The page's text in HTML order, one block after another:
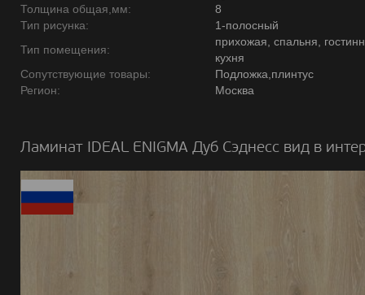
Толщина общая,мм:
8
Тип рисунка:
1-полосный
Тип помещения:
прихожая, спальня,
кухня
Сопутствующие товары:
Подложка,плинтус
Регион:
Москва
Ламинат IDEAL ENIGMA Дуб Сэднесс вид в